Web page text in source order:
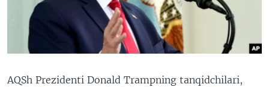
VIDEO
XABARLAR SURATLARDA
ODNOKLASSNIKI
TELEGRAM
TWITTER
SOUNDCLOUD
VOA
AQSh Prezidenti Donald Trampning tanqidchilari,